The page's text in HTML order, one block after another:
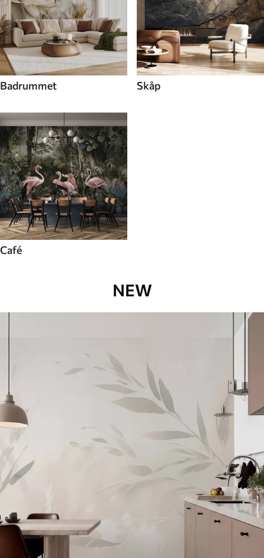
Badrummet Skåp
Café
NEW